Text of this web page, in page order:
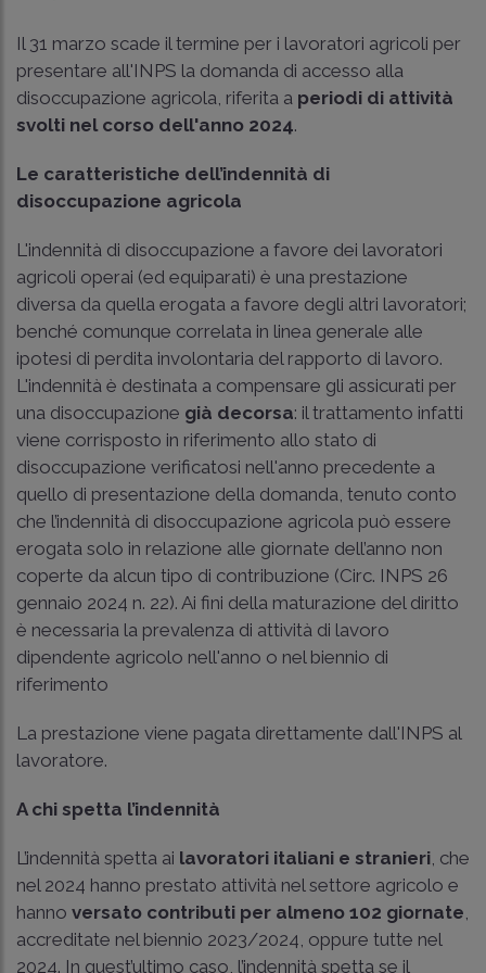
Il 31 marzo scade il termine per i lavoratori agricoli per
presentare all'INPS la domanda di accesso alla
disoccupazione agricola, riferita a periodi di attività
svolti nel corso dell'anno 2024.
Le caratteristiche dell’indennità di
disoccupazione agricola
L'indennità di disoccupazione a favore dei lavoratori
agricoli operai (ed equiparati) è una prestazione
diversa da quella erogata a favore degli altri lavoratori;
benché comunque correlata in linea generale alle
ipotesi di perdita involontaria del rapporto di lavoro.
L'indennità è destinata a compensare gli assicurati per
una disoccupazione già decorsa: il trattamento infatti
viene corrisposto in riferimento allo stato di
disoccupazione verificatosi nell'anno precedente a
quello di presentazione della domanda, tenuto conto
che l’indennità di disoccupazione agricola può essere
erogata solo in relazione alle giornate dell’anno non
coperte da alcun tipo di contribuzione (Circ. INPS 26
gennaio 2024 n. 22). Ai fini della maturazione del diritto
è necessaria la prevalenza di attività di lavoro
dipendente agricolo nell'anno o nel biennio di
riferimento
La prestazione viene pagata direttamente dall'INPS al
lavoratore.
A chi spetta l’indennità
L’indennità spetta ai lavoratori italiani e stranieri , che
nel 2024 hanno prestato attività nel settore agricolo e
hanno versato contributi per almeno 102 giornate
accreditate nel biennio 2023/2024, oppure tutte nel
2024. In quest’ultimo caso, l’indennità spetta se il